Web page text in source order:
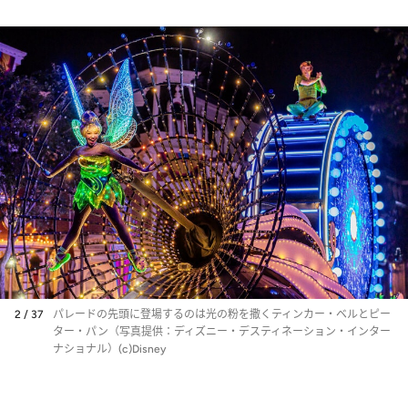
2 / 37
パレードの先頭に登場するのは光の粉を撒くティンカー・ベルとピー
ター・パン（写真提供：ディズニー・デスティネーション・インター
ナショナル）(c)Disney